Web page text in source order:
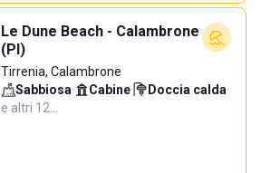
Le Dune Beach - Calambrone
(PI)
Tirrenia, Calambrone
Sabbiosa· Cabine· Doccia calda·
e altri 12…